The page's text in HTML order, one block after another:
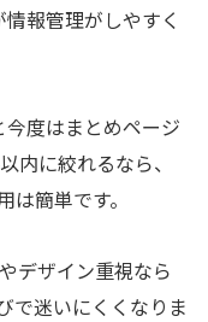
報管理がしやすく
度はまとめページ
内に絞れるなら、
簡単です。
デザイン重視なら
で迷いにくくなりま